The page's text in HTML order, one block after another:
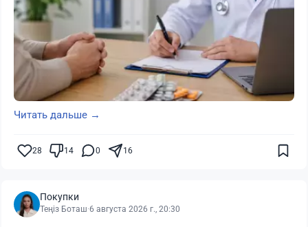
Читать дальше →
28 14 0 16
Покупки
Теңіз Боташ·6 августа 2026 г., 20:30